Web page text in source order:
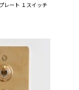
レート １スイッチ